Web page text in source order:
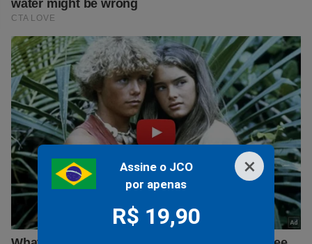
×
Assine o JCO
por apenas
R$ 19,90